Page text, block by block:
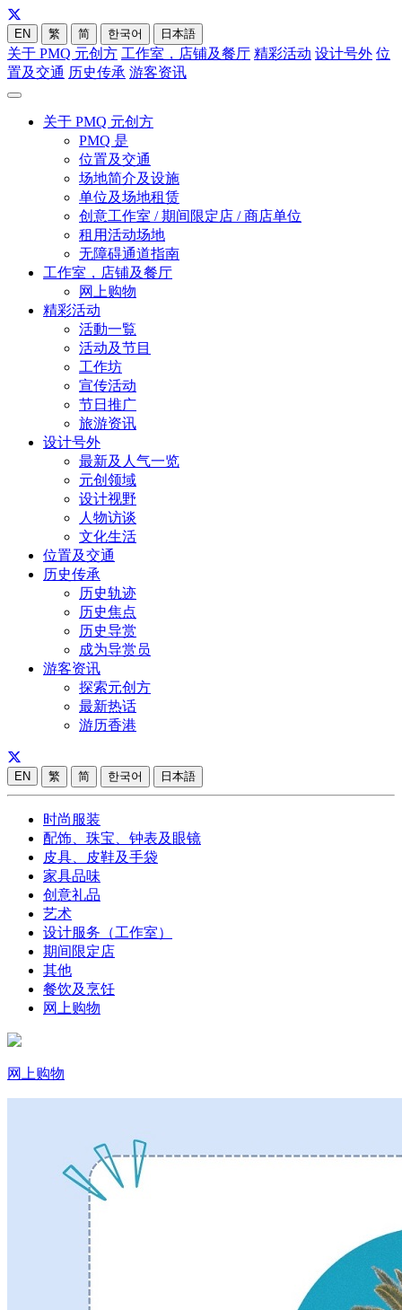
EN 繁 简 한국어 日本語
关于 PMQ 元创方 工作室，店铺及餐厅 精彩活动 设计号外 位
置及交通 历史传承 游客资讯
关于 PMQ 元创方
PMQ 是
位置及交通
场地简介及设施
单位及场地租赁
创意工作室 / 期间限定店 / 商店单位
租用活动场地
无障碍通道指南
工作室，店铺及餐厅
网上购物
精彩活动
活動一覧
活动及节目
工作坊
宣传活动
节日推广
旅游资讯
设计号外
最新及人气一览
元创领域
设计视野
人物访谈
文化生活
位置及交通
历史传承
历史轨迹
历史焦点
历史导赏
成为导赏员
游客资讯
探索元创方
最新热话
游历香港
EN 繁 简 한국어 日本語
时尚服装
配饰、珠宝、钟表及眼镜
皮具、皮鞋及手袋
家具品味
创意礼品
艺术
设计服务（工作室）
期间限定店
其他
餐饮及烹饪
网上购物
网上购物